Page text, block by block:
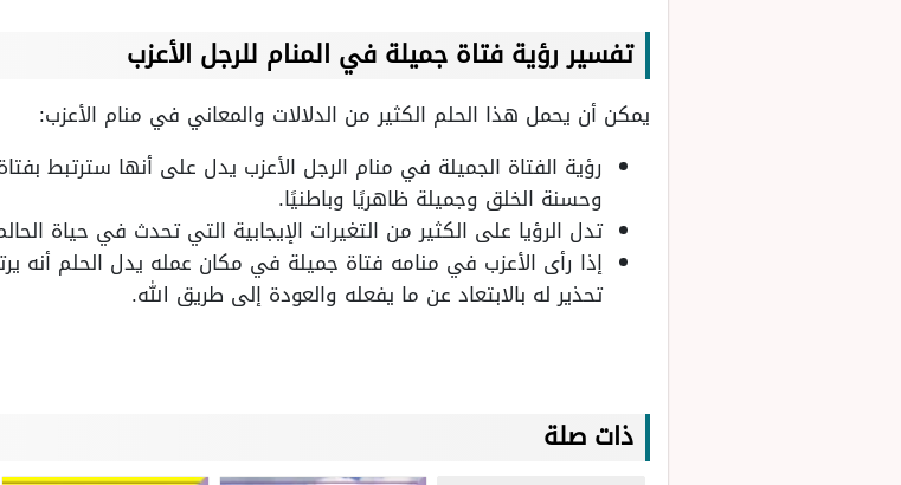
تفسير رؤية فتاة جميلة في المنام للرجل الأعزب
يمكن أن يحمل هذا الحلم الكثير من الدلالات والمعاني في منام الأعزب:
رؤية الفتاة الجميلة في منام الرجل الأعزب يدل على أنها سترتبط
وحسنة الخلق وجميلة ظاهريًا وباطنيًا.
تدل الرؤيا على الكثير من التغيرات الإيجابية التي تحدث في حياة
إذا رأى الأعزب في منامه فتاة جميلة في مكان عمله يدل الحلم أنه
تحذير له بالابتعاد عن ما يفعله والعودة إلى طريق الله.
ذات صلة